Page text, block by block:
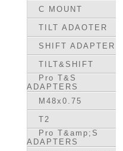
C MOUNT
TILT ADAOTER
SHIFT ADAPTER
TILT&SHIFT
Pro T&S
ADAPTERS
M48x0.75
T2
Pro T&amp;S
ADAPTERS